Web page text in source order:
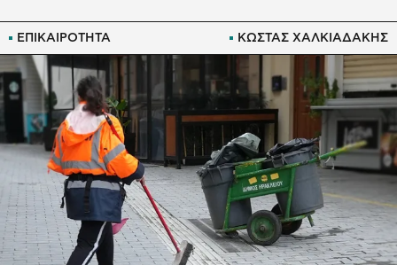
ΕΠΙΚΑΙΡΟΤΗΤΑ ΚΩΣΤΑΣ ΧΑΛΚΙΑΔΑΚΗΣ